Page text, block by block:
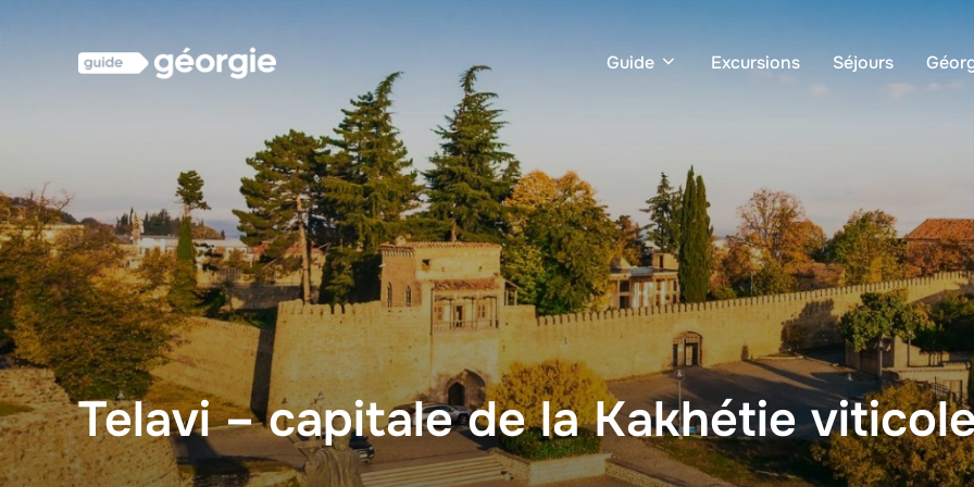
Guide Excursions Séjours
Telavi – capitale de la Kakhétie